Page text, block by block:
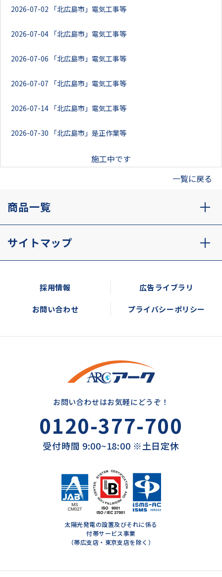
2026-07-02 「北広島市」電気工事等
2026-07-04 「北広島市」電気工事等
2026-07-06 「北広島市」電気工事等
2026-07-07 「北広島市」電気工事等
2026-07-14 「北広島市」電気工事等
2026-07-30 「北広島市」是正作業等
施工中です
一覧に戻る
商品一覧
サイトマップ
採用情報 広告ライブラリ
お問い合わせ プライバシーポリシー
お問い合わせはお気軽にどうぞ！
0120-377-700
受付時間 9:00~18:00 ※土日定休
太陽光発電の設置及びそれに係る
付帯サービス事業
（帯広支店・東京支店を除く）